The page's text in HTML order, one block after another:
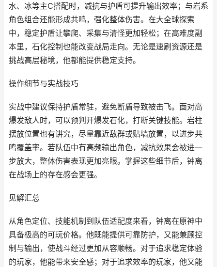
水、冰等主C搭配时，减抗与护盾可提升输出效率；与岩系
角色组合还能形成共鸣，强化整体伤害。在大全球探索
中，稳定护盾让攀爬、采集与清怪更加轻松；在高难度副
本里，石化控制也能改变战局走向。无论是速刷资源还是
挑战高层秘境，他都能提供稳定支持。
操作细节与实战技巧
实战中建议保持护盾常驻，避免断盾导致被击飞。面对高
爆发敌人时，可以预判开爆发石化，打断关键技能。岩柱
摆放位置也有讲究，尽量靠近敌群或贴墙放置，以进步共
鸣覆盖率。若队伍中有高频输出角色，减抗效果会被进一
步放大，整体伤害表现更加亮眼。掌握这些细节后，钟离
在战场上的存在感会更强。
见解汇总
从角色定位、技能机制到队伍适配度来看，钟离在原神中
具备极高的可玩价格。他既能提供可靠防护，又能兼顾控
制与输出，使战斗经过更加从容顺畅。对于追求稳定体验
的玩家，他能带来安全感；对于追求效率的玩家，他又能